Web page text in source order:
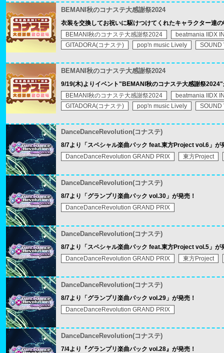
BEMANI秋のコナステ大感謝祭2024
衣装を交換してお祝いに駆けつけてくれたキャラクター達
BEMANI秋のコナステ大感謝祭2024
beatmania IIDX
GITADORA(コナステ)
pop'n music Lively SOUND
BEMANI秋のコナステ大感謝祭2024
9/19(木)よりイベント"BEMANI秋のコナステ大感謝祭
BEMANI秋のコナステ大感謝祭2024
beatmania IIDX
GITADORA(コナステ)
pop'n music Lively SOUND
DanceDanceRevolution(コナステ)
8/7より「スペシャル楽曲パック feat.東方Project vol.6」が
DanceDanceRevolution GRAND PRIX
東方Project
DanceDanceRevolution(コナステ)
8/7より「グランプリ楽曲パック vol.30」が発売！
DanceDanceRevolution GRAND PRIX
DanceDanceRevolution(コナステ)
8/7より「スペシャル楽曲パック feat.東方Project vol.5」が
DanceDanceRevolution GRAND PRIX
東方Project
DanceDanceRevolution(コナステ)
8/7より「グランプリ楽曲パック vol.29」が発売！
DanceDanceRevolution GRAND PRIX
DanceDanceRevolution(コナステ)
7/4より『グランプリ楽曲パック vol.28』が発売！